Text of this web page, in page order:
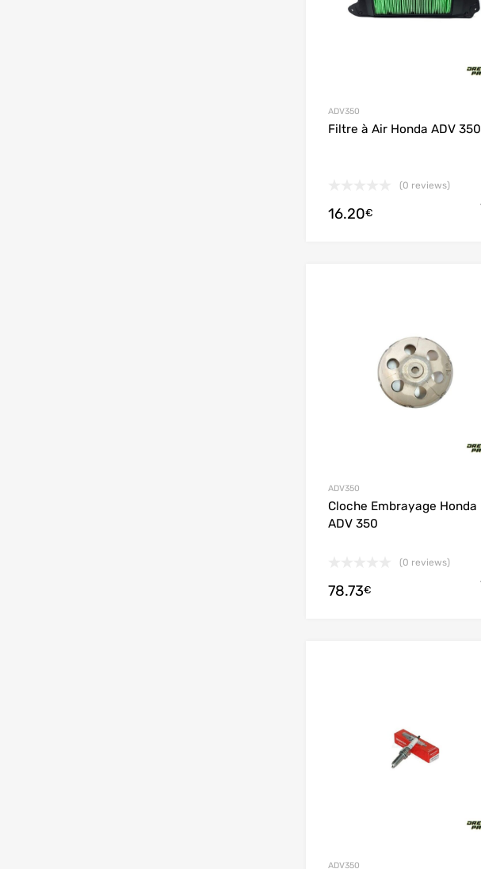
ADV350
Filtre à Air Honda ADV 350
(0 reviews)
16.20€
ADV350
Cloche Embrayage Honda
ADV 350
(0 reviews)
78.73€
ADV350